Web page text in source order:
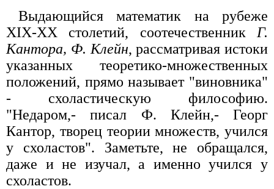
Выдающийся математик на рубеже
XIX-XX столетий, соотечественник Г.
Кантора, Ф. Клейн, рассматривая истоки
указанных теоретико-множественных
положений, прямо называет "виновника"
- схоластическую философию.
"Недаром,- писал Ф. Клейн,- Георг
Кантор, творец теории множеств, учился
у схоластов". Заметьте, не обращался,
даже и не изучал, а именно учился у
схоластов.